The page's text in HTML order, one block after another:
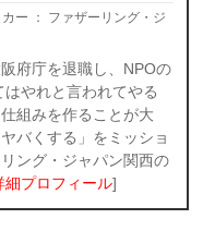
ー ： ファザーリング・ジ
府庁を退職し、NPOの
やれと言われてやる
組みを作ることが大
バくする」をミッショ
ング・ジャパン関西の
プロフィール]